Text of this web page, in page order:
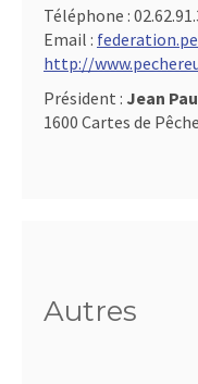
Téléphone :
Email :
http://
Président : Jean
1600 Cartes de Pêche
Autres